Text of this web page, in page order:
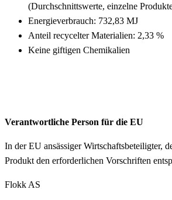
(Durchschnittswerte, einzelne
Energieverbrauch: 732,83 MJ
Anteil recycelter Materialien: 2,33 %
Keine giftigen Chemikalien
Verantwortliche Person für die EU
In der EU ansässiger Wirtschaftsbeteiligter,
Produkt den erforderlichen Vorschriften
Flokk AS